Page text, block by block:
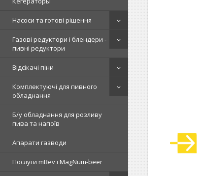
Насоси та готові рішення
Газові редуктори і блендери -
пивні редуктори
Відсікачі піни
Комплектуючі для пивного
обладнання
Б/у обладнання для розливу
пива та напоїв
Апарати газводи
Послуги mBev і MagNum-beer